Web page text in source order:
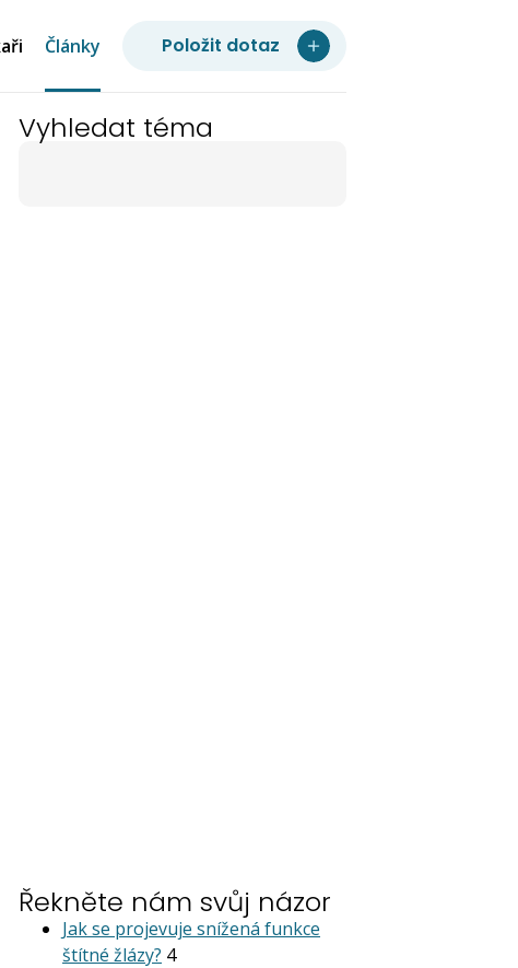
Články Položit dotaz
Vyhledat téma
Řekněte nám svůj názor
Jak se projevuje snížená funkce
štítné žlázy? 4